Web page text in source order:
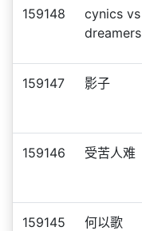
159148
cynics vs
dreamers
159147 影子
159146 受苦人难
159145 何以歌